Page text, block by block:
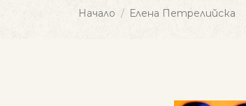
You are here:
Начало Елена Петрелийска